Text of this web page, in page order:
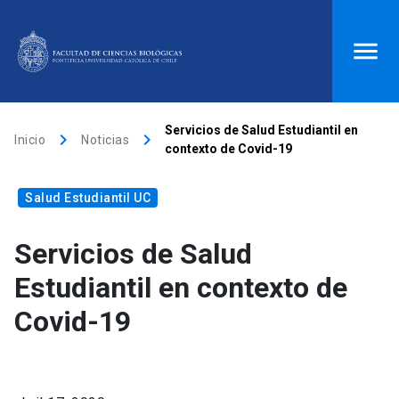
Donaciones launch
Mi portal UC launch
Inicio
Inicio keyboard_arrow_right Noticias keyboard_arrow_right
Servicios de Salud Estudiantil en
contexto de Covid-19
Salud Estudiantil UC
Servicios de Salud
Estudiantil en contexto de
Covid-19